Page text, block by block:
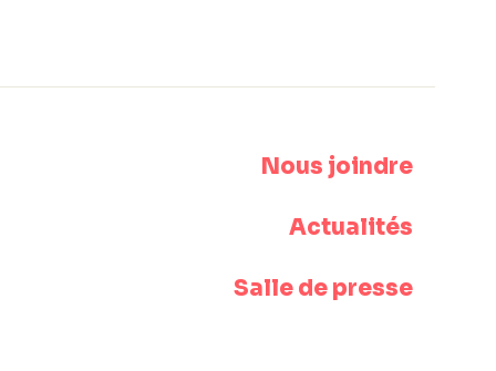
Nous joindre
Actualités
Salle de presse